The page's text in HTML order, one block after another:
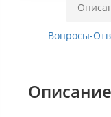
Вопросы-